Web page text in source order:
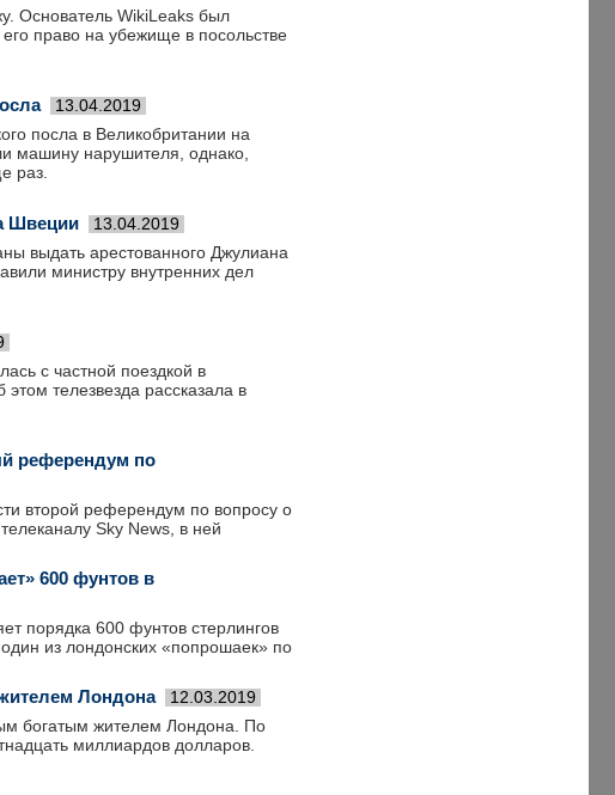
Основатель WikiLeaks был
право на убежище в посольстве
13.04.2019
посла в Великобритании на
машину нарушителя, однако,
раз.
Швеции 13.04.2019
выдать арестованного Джулиана
министру внутренних дел
с частной поездкой в
телезвезда рассказала в
референдум по
второй референдум по вопросу о
Sky News, в ней
600 фунтов в
порядка 600 фунтов стерлингов
из лондонских «попрошаек» по
Лондона 12.03.2019
богатым жителем Лондона. По
миллиардов долларов.